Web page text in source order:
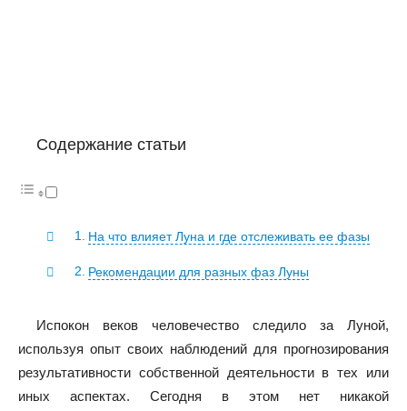
Содержание статьи
На что влияет Луна и где отслеживать ее фазы
Рекомендации для разных фаз Луны
Испокон веков человечество следило за Луной,
используя опыт своих наблюдений для прогнозирования
результативности собственной деятельности в тех или
иных аспектах. Сегодня в этом нет никакой